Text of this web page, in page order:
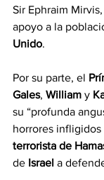
Sir Ephraim
apoyo a la
Unido.
Por su parte, el
Gales, William y
su “profunda
horrores
terrorista de
de Israel a